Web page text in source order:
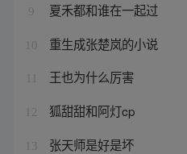
9 夏禾都和谁在一起过
10 重生成张楚岚的小说
王也为什么厉害
12 狐甜甜和阿灯cp
13 张天师是好是坏